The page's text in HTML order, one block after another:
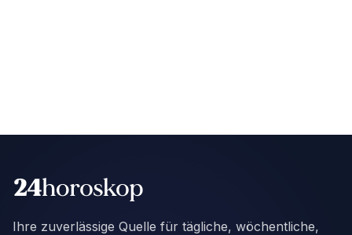
Ihre zuverlässige Quelle für tägliche, wöchentliche,